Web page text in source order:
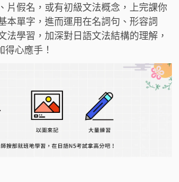
片假名，或有初級文法概念，上完課你
本單字，進而運用在名詞句、形容詞
法學習，加深對日語文法結構的理解，
心應手！